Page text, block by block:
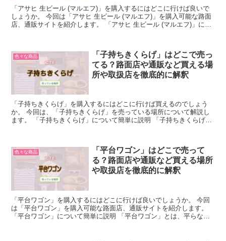
「アサヒ 生ビール (マルエフ)」を購入するにはどこに行けば良いで
しょうか。 今回は「アサヒ 生ビール (マルエフ)」を購入可能な路面
店、通販サイトを紹介します。 「アサヒ 生ビール (マルエフ)」につ
色々な商品
「子持ちきくらげ」はどこで売っ
てる？路面店や通販など買える場
所や取扱店を徹底的に解釈
「子持ちきくらげ」を購入するにはどこに行けば買えるのでしょう
か。 今回は、「子持ちきくらげ」を売っている場所について解説し
ます。 「子持ちきくらげ」について簡単に説明 「子持ちきくらげ」
色々な商品
「平台ワゴン」はどこで売って
る？路面店や通販など買える場所
や取扱店を徹底的に解釈
「平台ワゴン」を購入するにはどこに行けば良いでしょうか。 今回
は「平台ワゴン」を購入可能な路面店、通販サイトを紹介します。
「平台ワゴン」について簡単に説明 「平台ワゴン」とは、平らな台